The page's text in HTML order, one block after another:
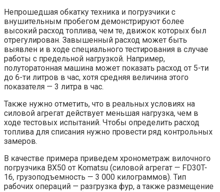
Непрошедшая обкатку техника и погрузчики с
внушительным пробегом демонстрируют более
высокий расход топлива, чем те, движок которых был
отрегулирован. Завышенный расход может быть
выявлен и в ходе специального тестирования в случае
работы с предельной нагрузкой. Например,
полуторатонная машина может показать расход от 5-ти
до 6-ти литров в час, хотя средняя величина этого
показателя — 3 литра в час.
Также нужно отметить, что в реальных условиях на
силовой агрегат действует меньшая нагрузка, чем в
ходе тестовых испытаний. Чтобы определить расход
топлива для списания нужно провести ряд контрольных
замеров.
В качестве примера приведем хронометраж вилочного
погрузчика ВХ50 от Komatsu (силовой агрегат — FD30T-
16, грузоподъемность — 3 000 килограммов). Тип
рабочих операций — разгрузка фур, а также размещение